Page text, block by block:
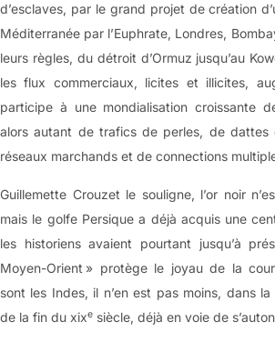
d’esclaves, par le grand projet de création
Méditerranée par l’Euphrate, Londres,
leurs règles, du détroit d’Ormuz jusqu’au
les flux commerciaux, licites et illicites,
participe à une mondialisation croissante
alors autant de trafics de perles, de dattes
réseaux marchands et de connections
Guillemette Crouzet le souligne, l’or noir
mais le golfe Persique a déjà acquis une
les historiens avaient pourtant jusqu’à
Moyen-Orient » protège le joyau de la
sont les Indes, il n’en est pas moins, dans
de la fin du xixe siècle, déjà en voie de